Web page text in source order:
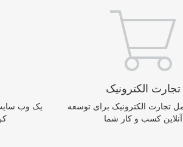
یک وب سایت
تجارت الکترونیک
تجارت الکترونیک برای توسعه
آنلاین کسب و کار شما